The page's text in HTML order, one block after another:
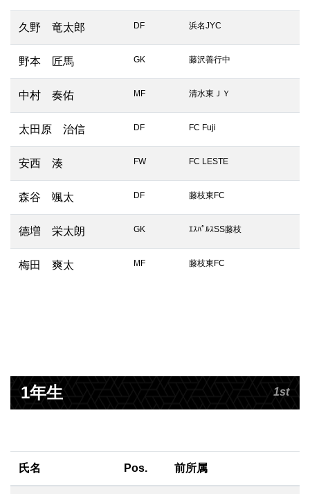
久野 竜太郎 DF 浜名JYC
野本 匠馬 GK 藤沢善行中
中村 奏佑 MF 清水東ＪＹ
太田原 治信 DF FC Fuji
安西 湊 FW FC LESTE
森谷 颯太 DF 藤枝東FC
德増 栄太朗 GK ｴｽﾊﾟﾙｽSS藤枝
梅田 爽太 MF 藤枝東FC
1年生 1st
氏名 Pos. 前所属